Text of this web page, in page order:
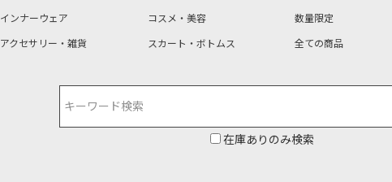
インナーウェア
アクセサリー・雑貨
コスメ・美容
スカート・ボトムス
数量限定
全ての商品
在庫ありのみ検索